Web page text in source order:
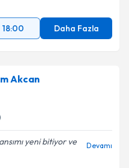
18:00 Daha Fazla
Akcan
yeni bitiyor ve
Devamı